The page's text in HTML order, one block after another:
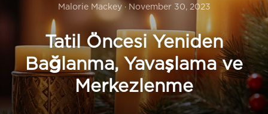
Malorie Mackey · November 30, 2023
Tatil Öncesi Yeniden
Bağlanma, Yavaşlama ve
Merkezlenme